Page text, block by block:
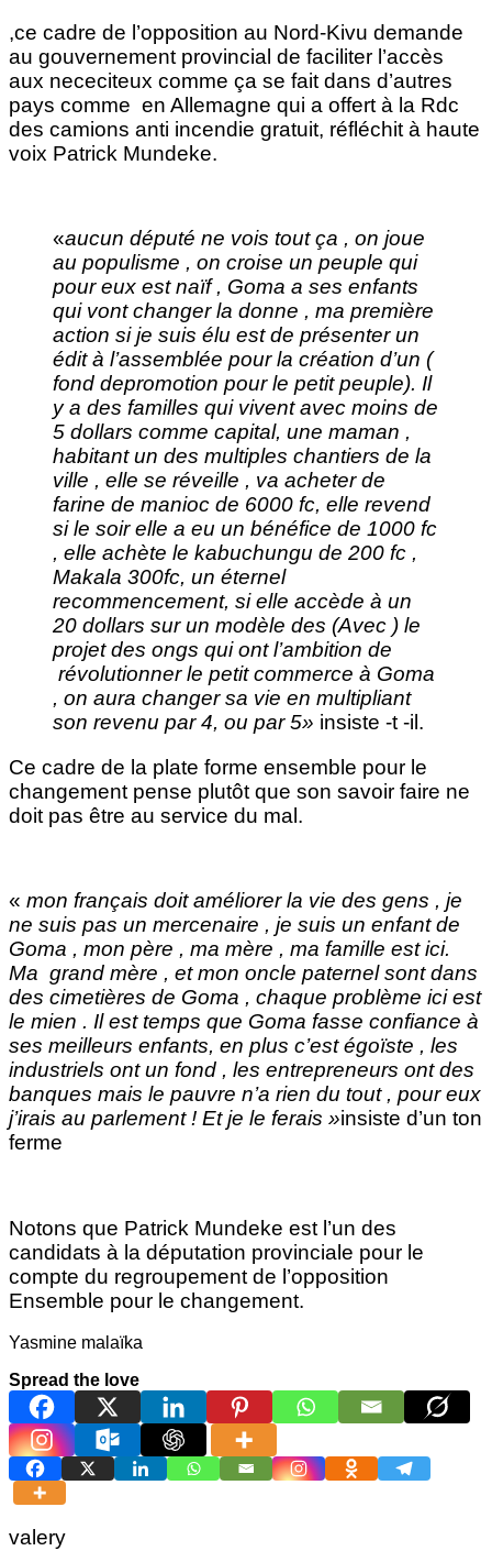
,ce cadre de l’opposition au Nord-Kivu demande
au gouvernement provincial de faciliter l’accès
aux nececiteux comme ça se fait dans d’autres
pays comme en Allemagne qui a offert à la Rdc
des camions anti incendie gratuit, réfléchit à haute
voix Patrick Mundeke.
«aucun député ne vois tout ça , on joue
au populisme , on croise un peuple qui
pour eux est naïf , Goma a ses enfants
qui vont changer la donne , ma première
action si je suis élu est de présenter un
édit à l’assemblée pour la création d’un (
fond depromotion pour le petit peuple). Il
y a des familles qui vivent avec moins de
5 dollars comme capital, une maman ,
habitant un des multiples chantiers de la
ville , elle se réveille , va acheter de
farine de manioc de 6000 fc, elle revend
si le soir elle a eu un bénéfice de 1000 fc
, elle achète le kabuchungu de 200 fc ,
Makala 300fc, un éternel
recommencement, si elle accède à un
20 dollars sur un modèle des (Avec ) le
projet des ongs qui ont l’ambition de
révolutionner le petit commerce à Goma
, on aura changer sa vie en multipliant
son revenu par 4, ou par 5» insiste -t -il .
Ce cadre de la plate forme ensemble pour le
changement pense plutôt que son savoir faire ne
doit pas être au service du mal.
« mon français doit améliorer la vie des gens , je
ne suis pas un mercenaire , je suis un enfant de
Goma , mon père , ma mère , ma famille est ici.
Ma grand mère , et mon oncle paternel sont dans
des cimetières de Goma , chaque problème ici est
le mien . Il est temps que Goma fasse confiance à
ses meilleurs enfants, en plus c’est égoïste , les
industriels ont un fond , les entrepreneurs ont des
banques mais le pauvre n’a rien du tout , pour eux
j’irais au parlement ! Et je le ferais »insiste d’un ton
ferme
Notons que Patrick Mundeke est l’un des
candidats à la députation provinciale pour le
compte du regroupement de l’opposition
Ensemble pour le changement.
Yasmine malaïka
Spread the love
valery